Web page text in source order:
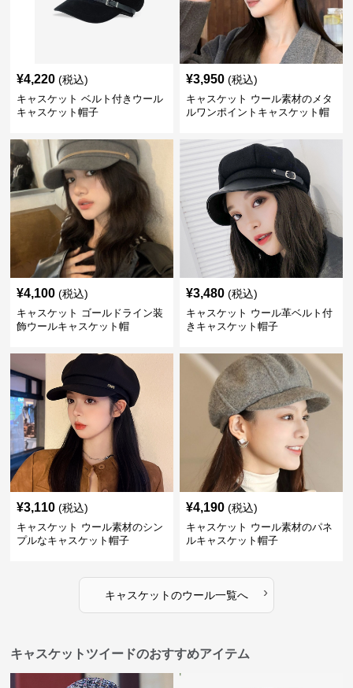
¥4,220 (税込)
キャスケット ベルト付きウール
キャスケット帽子
¥3,950 (税込)
キャスケット ウール素材のメタ
ルワンポイントキャスケット帽
¥4,100 (税込)
キャスケット ゴールドライン装
飾ウールキャスケット帽
¥3,480 (税込)
キャスケット ウール革ベルト付
きキャスケット帽子
¥3,110 (税込)
キャスケット ウール素材のシン
プルなキャスケット帽子
¥4,190 (税込)
キャスケット ウール素材のパネ
ルキャスケット帽子
キャスケットのウール一覧へ ›
キャスケットツイードのおすすめアイテム